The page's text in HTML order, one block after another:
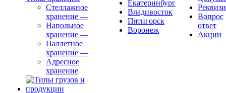
Стеллажное
хранение —
Напольное
хранение —
Паллетное
хранение —
Адресное
хранение
Екатеринбург
Владивосток
Пятигорск
Воронеж
Вопрос
ответ
Акции